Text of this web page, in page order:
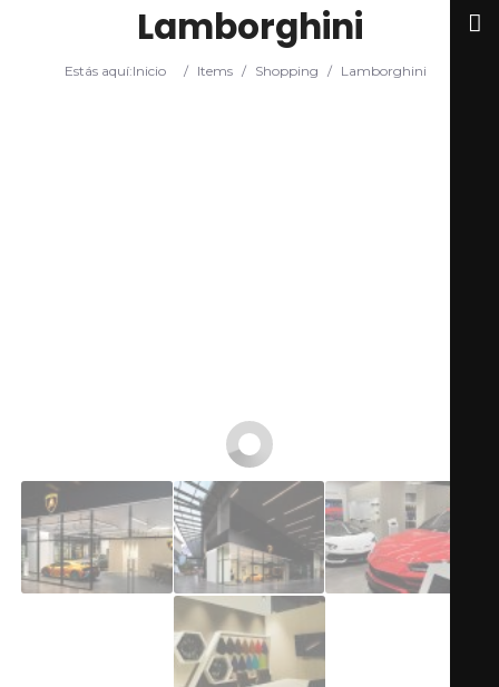
Lamborghini
Estás aquí:Inicio / Items / Shopping / Lamborghini